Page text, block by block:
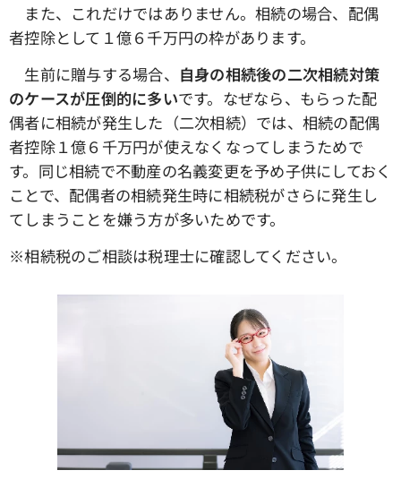
また、これだけではありません。相続の場合、配偶
者控除として１億６千万円の枠があります。
生前に贈与する場合、 自身の相続後の二次相続対策
のケースが圧倒的に多いです。なぜなら、もらった配
偶者に相続が発生した（二次相続）では、相続の配偶
者控除１億６千万円が使えなくなってしまうためで
す。同じ相続で不動産の名義変更を予め子供にしておく
ことで、配偶者の相続発生時に相続税がさらに発生し
てしまうことを嫌う方が多いためです。
※相続税のご相談は税理士に確認してください。